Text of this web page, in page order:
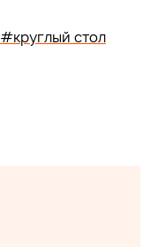
#круглый стол